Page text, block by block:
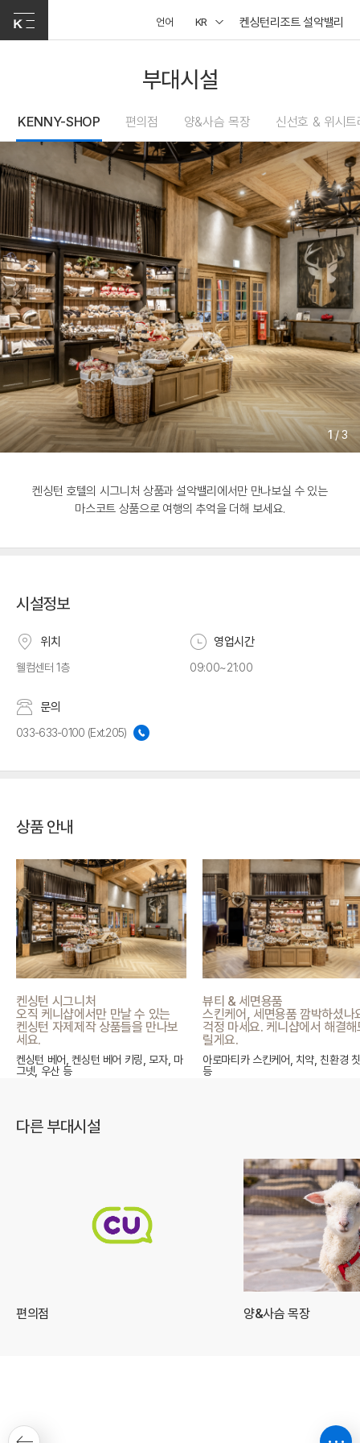
언어 KR 켄싱턴리조트 설악밸리
부대시설
KENNY-SHOP 편의점 양&사슴 목장 신선호 & 위시트
1/3
켄싱턴 호텔의 시그니처 상품과 설악밸리에서만 만나보실 수 있는
마스코트 상품으로 여행의 추억을 더해 보세요.
시설정보
위치
웰컴센터 1층
영업시간
09:00~21:00
문의
033-633-0100 (Ext.205)
상품 안내
켄싱턴 시그니처
오직 케니샵에서만 만날 수 있는
켄싱턴 자제제작 상품들을 만나보
세요.
켄싱턴 베어, 켄싱턴 베어 키링, 모자, 마
그넷, 우산 등
뷰티 & 세면용품
스킨케어, 세면용품 깜박하셨나
걱정 마세요. 케니샵에서 해결해
릴게요.
아로마티카 스킨케어, 치약, 친환경
등
다른 부대시설
편의점 양&사슴 목장